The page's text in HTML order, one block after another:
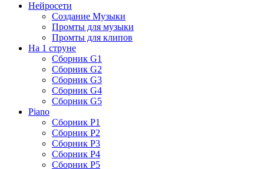
Нейросети
Создание Музыки
Промты для музыки
Промты для клипов
На 1 струне
Сборник G1
Сборник G2
Сборник G3
Сборник G4
Сборник G5
Piano
Сборник P1
Сборник P2
Сборник P3
Сборник P4
Сборник P5